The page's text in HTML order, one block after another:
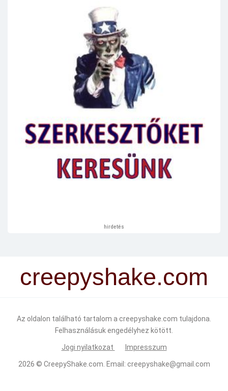
hirdetés
creepyshake.com
Az oldalon található tartalom a creepyshake.com tulajdona.
Felhasználásuk engedélyhez kötött.
Jogi nyilatkozat Impresszum
2026 © CreepyShake.com . Email: creepyshake@gmail.com